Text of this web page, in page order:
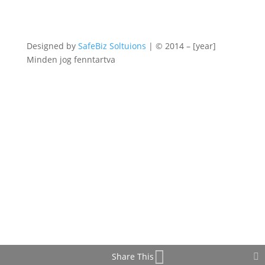
Designed by SafeBiz Soltuions | © 2014 – [year]
Minden jog fenntartva
Share This